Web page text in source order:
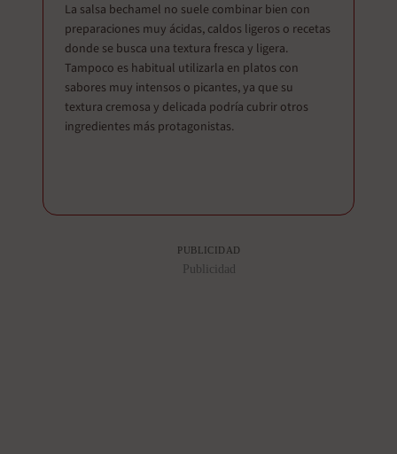
La salsa bechamel no suele combinar bien con
preparaciones muy ácidas, caldos ligeros o recetas
donde se busca una textura fresca y ligera.
Tampoco es habitual utilizarla en platos con
sabores muy intensos o picantes, ya que su
textura cremosa y delicada podría cubrir otros
ingredientes más protagonistas.
PUBLICIDAD
Publicidad